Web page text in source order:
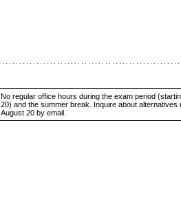
No regular office hours during the exam period
20) and the summer break. Inquire about alternatives
August 20 by email.